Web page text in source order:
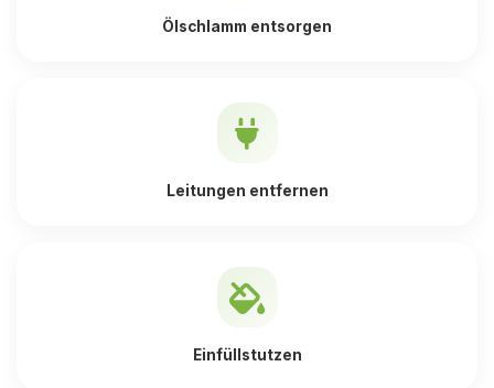
Ölschlamm entsorgen
Leitungen entfernen
Einfüllstutzen